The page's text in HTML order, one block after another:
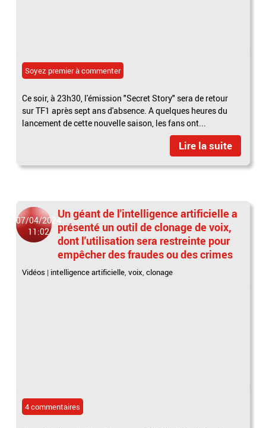
Soyez premier à commenter
Ce soir, à 23h30, l'émission "Secret Story" sera de retour
sur TF1 après sept ans d'absence. A quelques heures du
lancement de cette nouvelle saison, les fans ont...
Lire la suite
07/04/2024
11:02
Un géant de l'intelligence artificielle a
présenté un outil de clonage de voix,
dont l'utilisation sera restreinte pour
empêcher des fraudes ou des crimes
Vidéos | intelligence artificielle,voix,clonage
4 commentaires